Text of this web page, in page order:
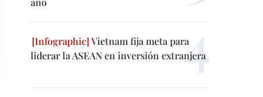
Vietnam fija meta para
liderar la ASEAN en inversión extranjera